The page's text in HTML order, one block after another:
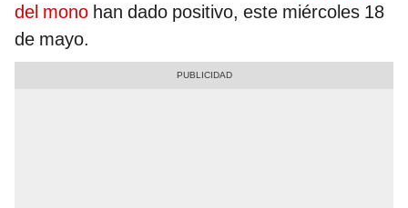
del mono han dado positivo, este miércoles 18
de mayo.